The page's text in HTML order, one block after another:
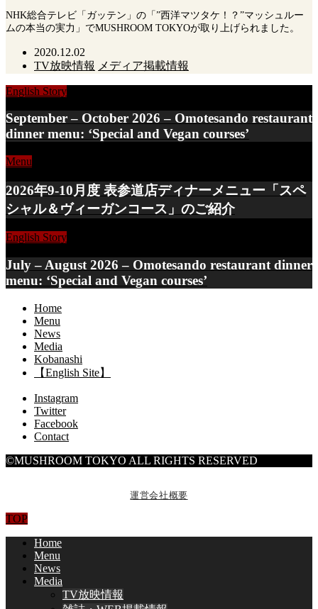
NHK総合テレビ「ガッテン」の「”西洋マツタケ！？”マッシュルー
ムの本当の実力」でMUSHROOM TOKYOが取り上げられました。
2020.12.02
TV放映情報 メディア掲載情報
English Story
September – October 2026 – Omotesando restaurant
dinner menu: ‘Special and Vegan courses’
Menu
2026年9-10月度 表参道店ディナーメニュー「スペ
シャル＆ヴィーガンコース」のご紹介
English Story
July – August 2026 – Omotesando restaurant dinner
menu: ‘Special and Vegan courses’
Home
Menu
News
Media
Kobanashi
【English Site】
Instagram
Twitter
Facebook
Contact
©MUSHROOM TOKYO ALL RIGHTS RESERVED
運営会社概要
TOP
Home
Menu
News
Media
TV放映情報